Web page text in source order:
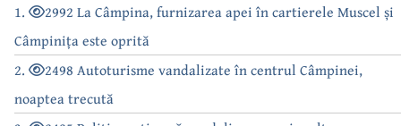
1.
2992 La Câmpina, furnizarea apei în cartierele Muscel și
Câmpinița este oprită
2.
2498 Autoturisme vandalizate în centrul Câmpinei,
noaptea trecută